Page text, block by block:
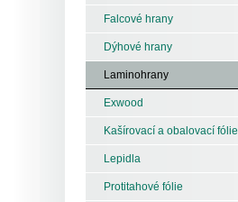
Falcové hrany
Dýhové hrany
Laminohrany
Exwood
Kašírovací a obalovací fólie
Lepidla
Protitahové fólie